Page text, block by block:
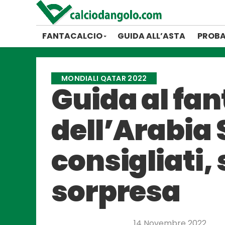
FANTACALCIO GUIDA ALL’ASTA
MONDIALI QATAR 2022
Guida al
dell’Arabia
consigliati,
sorpresa